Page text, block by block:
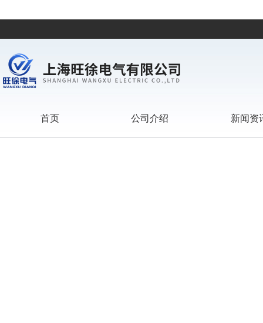
首页 公司介绍 新闻资